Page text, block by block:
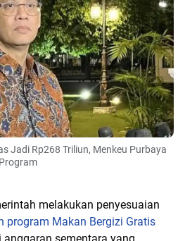
Jadi Rp268 Triliun, Menkeu Purbaya
melakukan penyesuaian
program Makan Bergizi Gratis